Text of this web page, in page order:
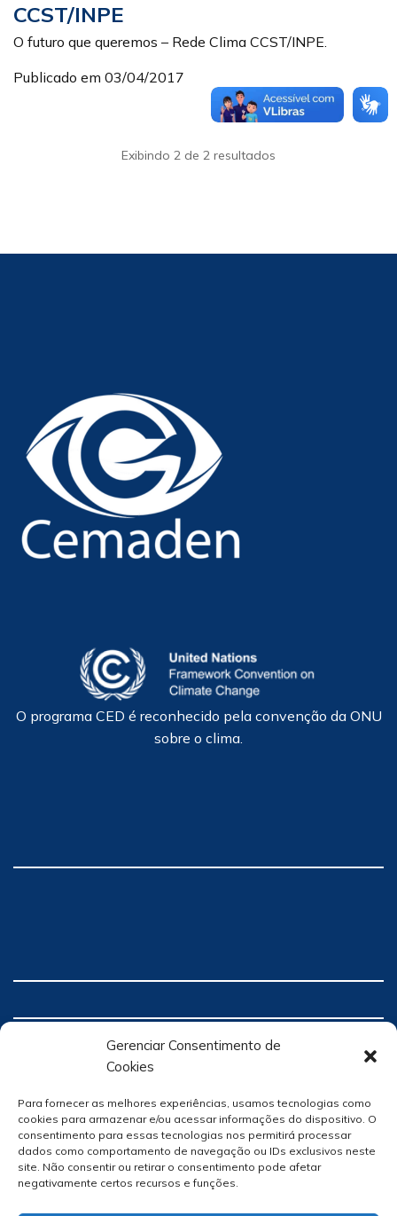
Gerenciar Consentimento de
Cookies
Para fornecer as melhores experiências, usamos tecnologias como
cookies para armazenar e/ou acessar informações do dispositivo. O
consentimento para essas tecnologias nos permitirá processar
dados como comportamento de navegação ou IDs exclusivos neste
site. Não consentir ou retirar o consentimento pode afetar
negativamente certos recursos e funções.
CCST/INPE
O futuro que queremos – Rede Clima CCST/INPE.
Publicado em 03/04/2017
Exibindo 2 de 2 resultados
O programa CED é reconhecido pela convenção da ONU
sobre o clima.